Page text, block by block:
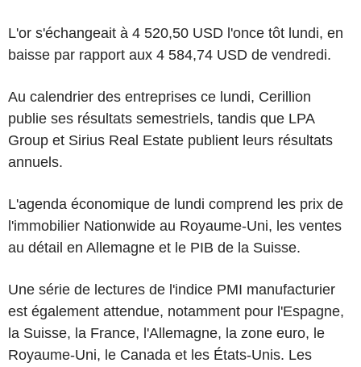
L'or s'échangeait à 4 520,50 USD l'once tôt lundi, en
baisse par rapport aux 4 584,74 USD de vendredi.
Au calendrier des entreprises ce lundi, Cerillion
publie ses résultats semestriels, tandis que LPA
Group et Sirius Real Estate publient leurs résultats
annuels.
L'agenda économique de lundi comprend les prix de
l'immobilier Nationwide au Royaume-Uni, les ventes
au détail en Allemagne et le PIB de la Suisse.
Une série de lectures de l'indice PMI manufacturier
est également attendue, notamment pour l'Espagne,
la Suisse, la France, l'Allemagne, la zone euro, le
Royaume-Uni, le Canada et les États-Unis. Les